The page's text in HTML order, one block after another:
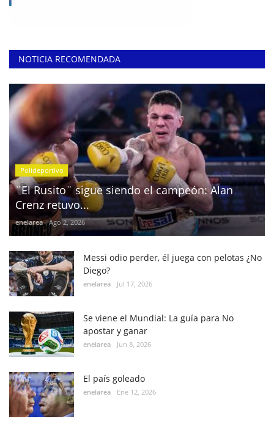
NOTICIA RECOMENDADA
Polideportivo
¨El Rusito¨ sigue siendo el campeón: Alan
Crenz retuvo...
enelarea Ago 2, 2026
Messi odio perder, él juega con pelotas ¿No
Diego?
enelarea Jul 17, 2026
Se viene el Mundial: La guía para No
apostar y ganar
enelarea Jun 8, 2026
El país goleado
enelarea Ene 12, 2026